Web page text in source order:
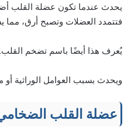
يحدث عندما تكون عضلة القلب
فتتمدد العضلات وتصبح أرق،
يُعرف هذا أيضًا باسم تضخم القلب.
ويحدث بسبب العوامل الوراثية
عضلة القلب